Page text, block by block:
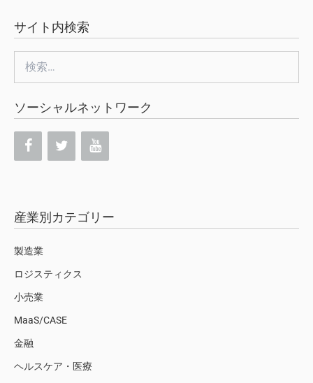
サイト内検索
索:
ソーシャルネットワーク
産業別カテゴリー
製造業
ロジスティクス
小売業
MaaS/CASE
金融
ヘルスケア・医療